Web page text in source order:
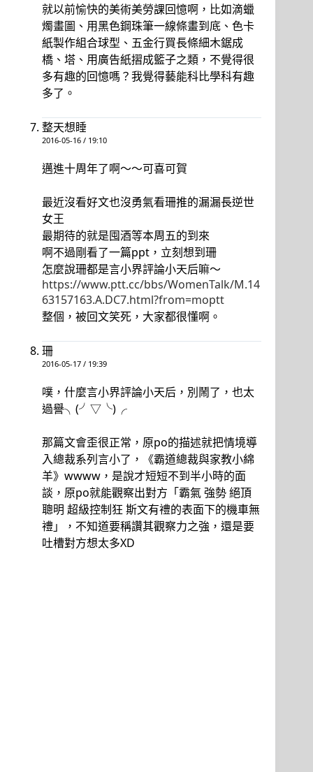
就以前愉快的美術美勞課回憶啊，比如滴蠟
燭畫圖、用黑色鋼珠筆一線條畫到底、色卡
紙製作組合球型、五金行買長條細木鋸成
橋、塔、用廣告紙摺成籃子之類，不覺得很
多有趣的回憶嗎？我覺得藝能科比學科有趣
多了。
整天想睡
2016-05-16 / 19:10
邁進十周年了啊～～可喜可賀
最近沒看好文也沒勇氣看珊推的漏漏長逆世
女王
最期待的就是囤酒等本周五的到來
啊不過剛看了一篇ppt，立刻想到珊
怎麼說珊都是言小界評論小天后嘛～
https://www.ptt.cc/bbs/WomenTalk/M.14
63157163.A.DC7.html?from=moptt
整個，被回文笑死，大家都很懂啊。
珊
2016-05-17 / 19:39
噗，什麼言小界評論小天后，別鬧了，也太
過譽╮(╯▽╰)╭
那篇文會歪很正常，原po的描述就把情境導
入總裁系列言小了，《霸道總裁與家教小綿
羊》wwww，是說才短短不到半小時的面
談，原po就能觀察出對方「霸氣 強勢 絕頂
聰明 超級控制狂 斯文有禮的表面下的機車無
禮」，不知道要稱讚其觀察力之強，還是要
吐槽對方想太多XD